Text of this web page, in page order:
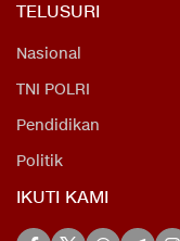
TELUSURI
Nasional
TNI POLRI
Pendidikan
Politik
IKUTI KAMI